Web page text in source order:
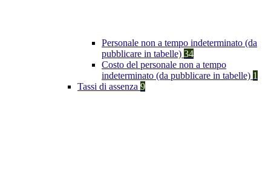
Personale non a tempo indeterminato (da
pubblicare in tabelle) 34
Costo del personale non a tempo
indeterminato (da pubblicare in tabelle) 1
Tassi di assenza 9